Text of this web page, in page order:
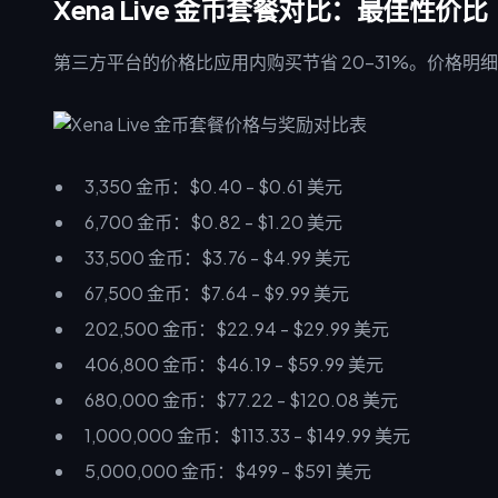
Xena Live 金币套餐对比：最佳性价比
第三方平台的价格比应用内购买节省 20-31%。价格明
3,350 金币：$0.40 - $0.61 美元
6,700 金币：$0.82 - $1.20 美元
33,500 金币：$3.76 - $4.99 美元
67,500 金币：$7.64 - $9.99 美元
202,500 金币：$22.94 - $29.99 美元
406,800 金币：$46.19 - $59.99 美元
680,000 金币：$77.22 - $120.08 美元
1,000,000 金币：$113.33 - $149.99 美元
5,000,000 金币：$499 - $591 美元